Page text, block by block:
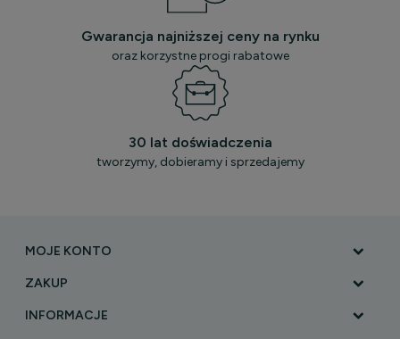
Gwarancja najniższej ceny na rynku
oraz korzystne progi rabatowe
30 lat doświadczenia
tworzymy, dobieramy i sprzedajemy
MOJE KONTO
ZAKUP
INFORMACJE